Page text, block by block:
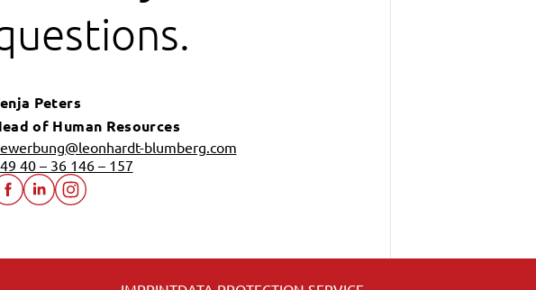
Peters
of Human Resources
blumberg.com
40 – 36 146 – 157